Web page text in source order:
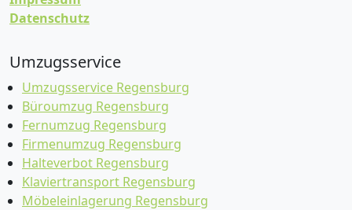
Datenschutz
Umzugsservice
Umzugsservice Regensburg
Büroumzug Regensburg
Fernumzug Regensburg
Firmenumzug Regensburg
Halteverbot Regensburg
Klaviertransport Regensburg
Möbeleinlagerung Regensburg